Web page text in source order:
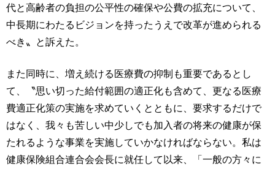
代と高齢者の負担の公平性の確保や公費の拡充について、
中長期にわたるビジョンを持ったうえで改革が進められる
べき〟と訴えた。
また同時に、増え続ける医療費の抑制も重要であるとし
て、〝思い切った給付範囲の適正化も含めて、更なる医療
費適正化策の実施を求めていくとともに、要求するだけで
はなく、我々も苦しい中少しでも加入者の将来の健康が保
たれるような事業を実施していかなければならない。私は
健康保険組合連合会会長に就任して以来、「一般の方々に